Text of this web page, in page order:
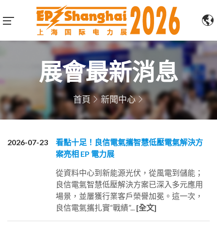
展會最新消息
首頁 新聞中心
2026-07-23
看點十足！良信電氣攜智慧低壓電氣解決方
案亮相 EP 電力展
從資料中心到新能源光伏，從風電到儲能；
良信電氣智慧低壓解決方案已深入多元應用
場景，並屢獲行業客戶榮譽加冕。這一次，
良信電氣攜扎實“戰績”... [全文]